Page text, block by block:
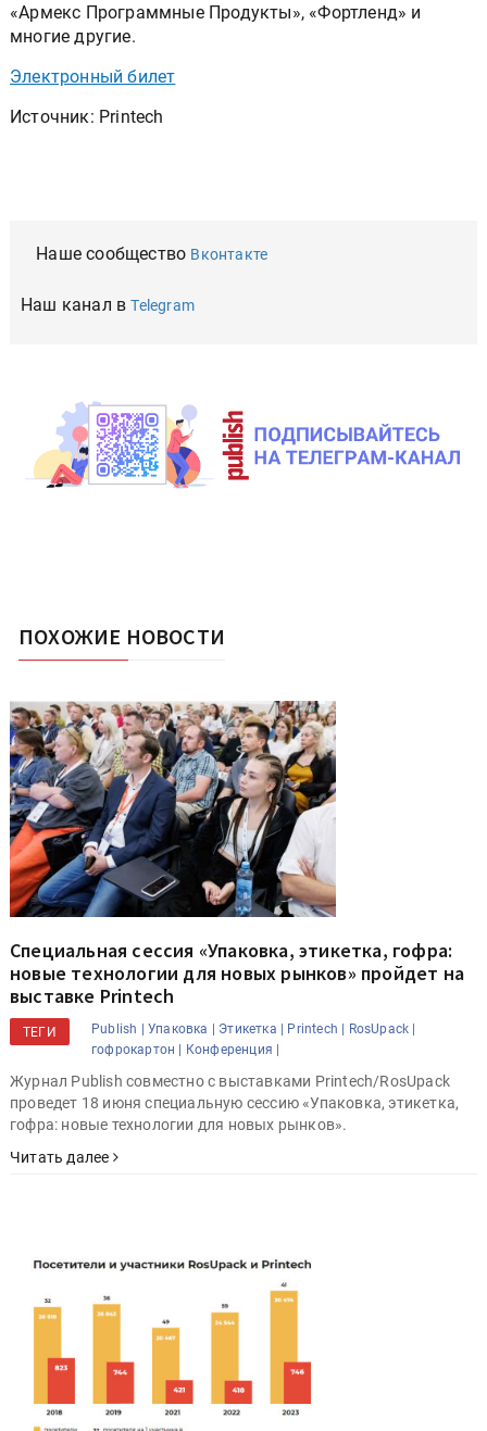
«Армекс Программные Продукты», «Фортленд» и
многие другие.
Электронный билет
Источник: Printech
Наше сообщество Вконтакте
Наш канал вTelegram
ПОХОЖИЕ НОВОСТИ
Специальная сессия «Упаковка, этикетка, гофра:
новые технологии для новых рынков» пройдет на
выставке Printech
ТЕГИ Publish | Упаковка | Этикетка | Printech |
RosUpack |
гофрокартон |
Конференция |
Журнал Publish совместно с выставками Printech/RosUpack
проведет 18 июня специальную сессию «Упаковка, этикетка,
гофра: новые технологии для новых рынков».
Читать далее